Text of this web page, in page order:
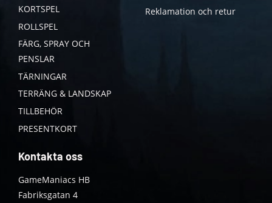
KORTSPEL
ROLLSPEL
FÄRG, SPRAY OCH
PENSLAR
TÄRNINGAR
TERRÄNG & LANDSKAP
TILLBEHÖR
PRESENTKORT
Reklamation och retur
Kontakta oss
GameManiacs HB
Fabriksgatan 4